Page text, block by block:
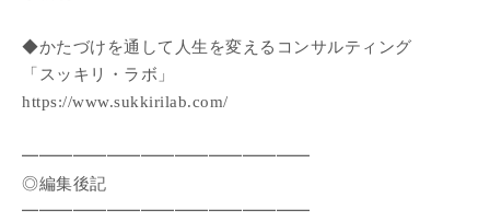
◆かたづけを通して人生を変えるコンサルティング
「スッキリ・ラボ」
https://www.sukkirilab.com/
━━━━━━━━━━━━━━━━━
◎編集後記
━━━━━━━━━━━━━━━━━